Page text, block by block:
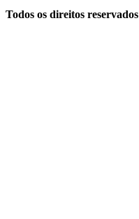
Todos os direitos reservados